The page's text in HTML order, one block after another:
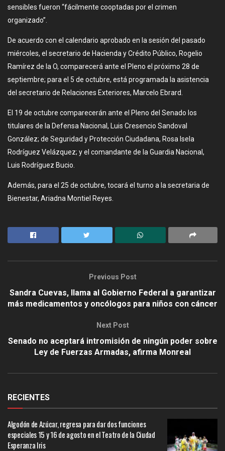
sensibles fueron “fácilmente cooptadas por el crimen
organizado”.
De acuerdo con el calendario aprobado en la sesión del pasado
miércoles, el secretario de Hacienda y Crédito Público, Rogelio
Ramírez de la O, comparecerá ante el Pleno el próximo 28 de
septiembre; para el 5 de octubre, está programada la asistencia
del secretario de Relaciones Exteriores, Marcelo Ebrard.
El 19 de octubre comparecerán ante el Pleno del Senado los
titulares de la Defensa Nacional, Luis Cresencio Sandoval
González; de Seguridad y Protección Ciudadana, Rosa Isela
Rodríguez Velázquez; y el comandante de la Guardia Nacional,
Luis Rodríguez Bucio.
Además, para el 25 de octubre, tocará el turno a la secretaria de
Bienestar, Ariadna Montiel Reyes.
Previous Post
Sandra Cuevas, llama al Gobierno Federal a garantizar
más medicamentos y oncólogos para niños con cáncer
Next Post
Senado no aceptará intromisión de ningún poder sobre
Ley de Fuerzas Armadas, afirma Monreal
RECIENTES
Algodón de Azúcar, regresa para dar dos funciones
especiales 15 y 16 de agosto en el Teatro de la Ciudad
Esperanza Iris